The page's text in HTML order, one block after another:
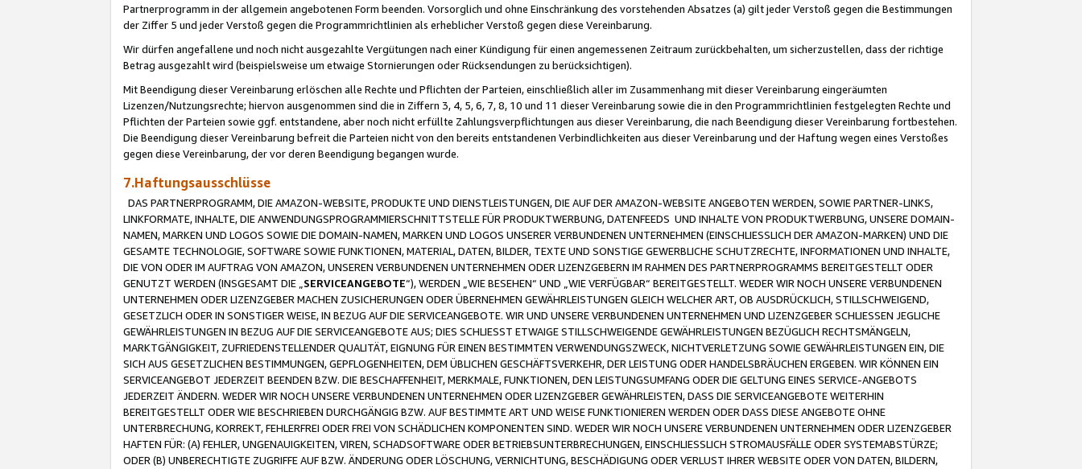
Partnerprogramm in der allgemein angebotenen Form beenden. Vorsorglich und ohne Einschränkung des vorstehenden Absatzes (a) gilt jeder Verstoß gegen die Bestimmungen
der Ziffer 5 und jeder Verstoß gegen die Programmrichtlinien als erheblicher Verstoß gegen diese Vereinbarung.
Wir dürfen angefallene und noch nicht ausgezahlte Vergütungen nach einer Kündigung für einen angemessenen Zeitraum zurückbehalten, um sicherzustellen, dass der richtige
Betrag ausgezahlt wird (beispielsweise um etwaige Stornierungen oder Rücksendungen zu berücksichtigen).
Mit Beendigung dieser Vereinbarung erlöschen alle Rechte und Pflichten der Parteien, einschließlich aller im Zusammenhang mit dieser Vereinbarung eingeräumten
Lizenzen/Nutzungsrechte; hiervon ausgenommen sind die in Ziffern 3, 4, 5, 6, 7, 8, 10 und 11 dieser Vereinbarung sowie die in den Programmrichtlinien festgelegten Rechte und
Pflichten der Parteien sowie ggf. entstandene, aber noch nicht erfüllte Zahlungsverpflichtungen aus dieser Vereinbarung, die nach Beendigung dieser Vereinbarung fortbestehen.
Die Beendigung dieser Vereinbarung befreit die Parteien nicht von den bereits entstandenen Verbindlichkeiten aus dieser Vereinbarung und der Haftung wegen eines Verstoßes
gegen diese Vereinbarung, der vor deren Beendigung begangen wurde.
7.Haftungsausschlüsse
DAS PARTNERPROGRAMM, DIE AMAZON-WEBSITE, PRODUKTE UND DIENSTLEISTUNGEN, DIE AUF DER AMAZON-WEBSITE ANGEBOTEN WERDEN, SOWIE PARTNER-LINKS,
LINKFORMATE, INHALTE, DIE ANWENDUNGSPROGRAMMIERSCHNITTSTELLE FÜR PRODUKTWERBUNG, DATENFEEDS UND INHALTE VON PRODUKTWERBUNG, UNSERE DOMAIN-
NAMEN, MARKEN UND LOGOS SOWIE DIE DOMAIN-NAMEN, MARKEN UND LOGOS UNSERER VERBUNDENEN UNTERNEHMEN (EINSCHLIESSLICH DER AMAZON-MARKEN) UND DIE
GESAMTE TECHNOLOGIE, SOFTWARE SOWIE FUNKTIONEN, MATERIAL, DATEN, BILDER, TEXTE UND SONSTIGE GEWERBLICHE SCHUTZRECHTE, INFORMATIONEN UND INHALTE,
DIE VON ODER IM AUFTRAG VON AMAZON, UNSEREN VERBUNDENEN UNTERNEHMEN ODER LIZENZGEBERN IM RAHMEN DES PARTNERPROGRAMMS BEREITGESTELLT ODER
GENUTZT WERDEN (INSGESAMT DIE „ SERVICEANGEBOTE“), WERDEN „WIE BESEHEN“ UND „WIE VERFÜGBAR“ BEREITGESTELLT. WEDER WIR NOCH UNSERE VERBUNDENEN
UNTERNEHMEN ODER LIZENZGEBER MACHEN ZUSICHERUNGEN ODER ÜBERNEHMEN GEWÄHRLEISTUNGEN GLEICH WELCHER ART, OB AUSDRÜCKLICH, STILLSCHWEIGEND,
GESETZLICH ODER IN SONSTIGER WEISE, IN BEZUG AUF DIE SERVICEANGEBOTE. WIR UND UNSERE VERBUNDENEN UNTERNEHMEN UND LIZENZGEBER SCHLIESSEN JEGLICHE
GEWÄHRLEISTUNGEN IN BEZUG AUF DIE SERVICEANGEBOTE AUS; DIES SCHLIESST ETWAIGE STILLSCHWEIGENDE GEWÄHRLEISTUNGEN BEZÜGLICH RECHTSMÄNGELN,
MARKTGÄNGIGKEIT, ZUFRIEDENSTELLENDER QUALITÄT, EIGNUNG FÜR EINEN BESTIMMTEN VERWENDUNGSZWECK, NICHTVERLETZUNG SOWIE GEWÄHRLEISTUNGEN EIN, DIE
SICH AUS GESETZLICHEN BESTIMMUNGEN, GEPFLOGENHEITEN, DEM ÜBLICHEN GESCHÄFTSVERKEHR, DER LEISTUNG ODER HANDELSBRÄUCHEN ERGEBEN. WIR KÖNNEN EIN
SERVICEANGEBOT JEDERZEIT BEENDEN BZW. DIE BESCHAFFENHEIT, MERKMALE, FUNKTIONEN, DEN LEISTUNGSUMFANG ODER DIE GELTUNG EINES SERVICE-ANGEBOTS
JEDERZEIT ÄNDERN. WEDER WIR NOCH UNSERE VERBUNDENEN UNTERNEHMEN ODER LIZENZGEBER GEWÄHRLEISTEN, DASS DIE SERVICEANGEBOTE WEITERHIN
BEREITGESTELLT ODER WIE BESCHRIEBEN DURCHGÄNGIG BZW. AUF BESTIMMTE ART UND WEISE FUNKTIONIEREN WERDEN ODER DASS DIESE ANGEBOTE OHNE
UNTERBRECHUNG, KORREKT, FEHLERFREI ODER FREI VON SCHÄDLICHEN KOMPONENTEN SIND. WEDER WIR NOCH UNSERE VERBUNDENEN UNTERNEHMEN ODER LIZENZGEBER
HAFTEN FÜR: (A) FEHLER, UNGENAUIGKEITEN, VIREN, SCHADSOFTWARE ODER BETRIEBSUNTERBRECHUNGEN, EINSCHLIESSLICH STROMAUSFÄLLE ODER SYSTEMABSTÜRZE;
ODER (B) UNBERECHTIGTE ZUGRIFFE AUF BZW. ÄNDERUNG ODER LÖSCHUNG, VERNICHTUNG, BESCHÄDIGUNG ODER VERLUST IHRER WEBSITE ODER VON DATEN, BILDERN,